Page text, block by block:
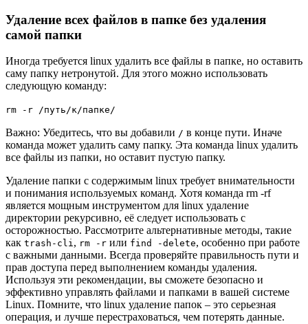
Удаление всех файлов в папке без удаления
самой папки
Иногда требуется linux удалить все файлы в папке, но оставить
саму папку нетронутой. Для этого можно использовать
следующую команду:
rm -r /путь/к/папке/
Важно: Убедитесь, что вы добавили / в конце пути. Иначе
команда может удалить саму папку. Эта команда linux удалить
все файлы из папки, но оставит пустую папку.
Удаление папки с содержимым linux требует внимательности
и понимания используемых команд. Хотя команда rm -rf
является мощным инструментом для linux удаление
директории рекурсивно, её следует использовать с
осторожностью. Рассмотрите альтернативные методы, такие
как trash-cli, rm -r или find -delete, особенно при работе
с важными данными. Всегда проверяйте правильность пути и
прав доступа перед выполнением команды удаления.
Используя эти рекомендации, вы сможете безопасно и
эффективно управлять файлами и папками в вашей системе
Linux. Помните, что linux удаление папок – это серьезная
операция, и лучше перестраховаться, чем потерять данные.